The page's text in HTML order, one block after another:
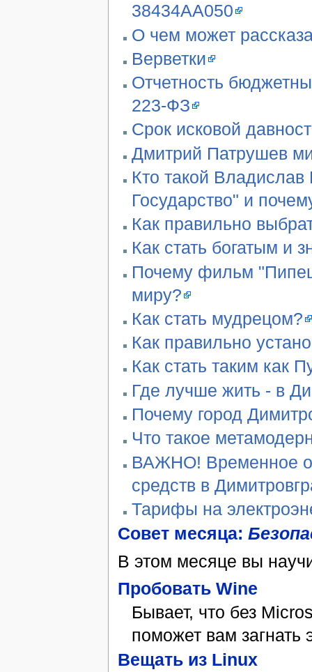
38434AA050
О чем может
Верветки
Отчетность
223-ФЗ
Срок исковой
Дмитрий Патрушев
Кто такой
Государство" и
Как правильно
Как стать богатым и
Почему фильм
миру?
Как стать мудрецом?
Как правильно
Как стать таким как
Где лучше жить - в
Почему город
Что такое
ВАЖНО! Временное
средств в
Тарифы на
Совет месяца:
В этом месяце вы
Пробовать Wine
Бывает, что без
поможет вам загнать
Вещать из Linux